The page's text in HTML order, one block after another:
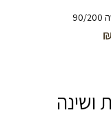
₪
ושינה